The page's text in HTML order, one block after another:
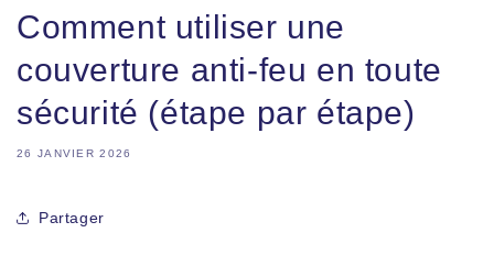
Comment utiliser une
couverture anti-feu en toute
sécurité (étape par étape)
26 JANVIER 2026
Partager